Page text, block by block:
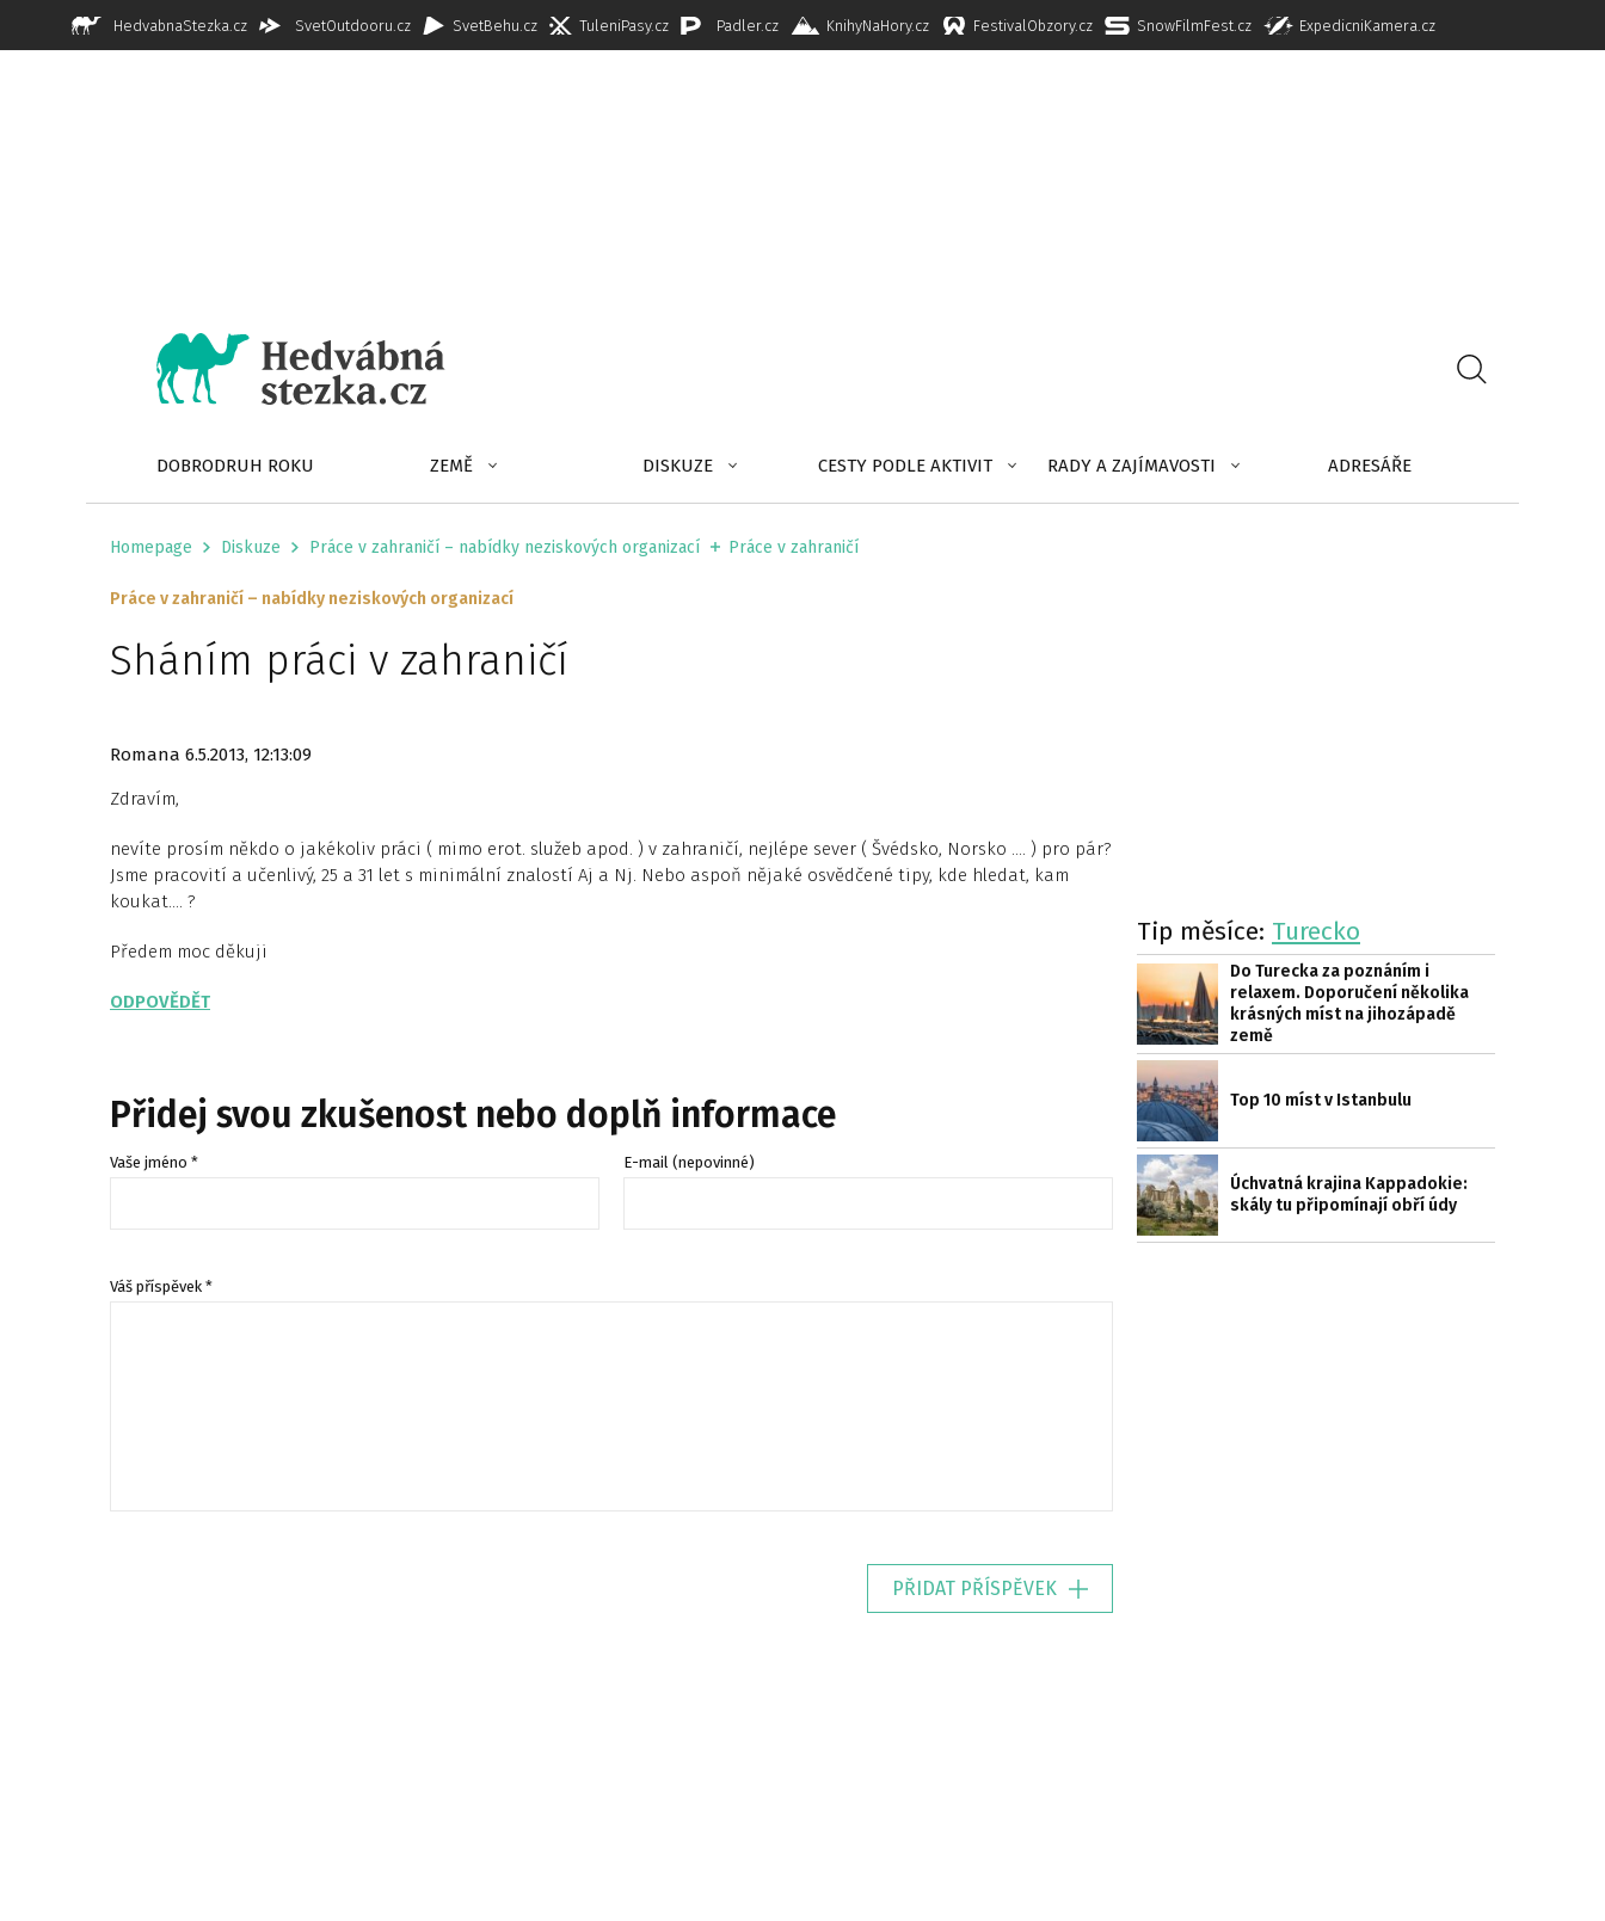
HedvabnaStezka.cz SvetOutdooru.cz SvetBehu.cz TuleniPasy.cz Padler.cz KnihyNaHory.cz FestivalObzory.cz SnowFilmFest.cz ExpedicniKamera.cz
DOBRODRUH ROKU ZEMĚ DISKUZE CESTY PODLE AKTIVIT RADY A ZAJÍMAVOSTI ADRESÁŘE
Homepage Diskuze Práce v zahraničí – nabídky neziskových organizací Práce v zahraničí
Práce v zahraničí – nabídky neziskových organizací
Sháním práci v zahraničí
Romana 6.5.2013, 12:13:09
Zdravím,
nevíte prosím někdo o jakékoliv práci ( mimo erot. služeb apod. ) v zahraničí, nejlépe sever ( Švédsko, Norsko …. ) pro pár?
Jsme pracovití a učenlivý, 25 a 31 let s minimální znalostí Aj a Nj. Nebo aspoň nějaké osvědčené tipy, kde hledat, kam
koukat…. ?
Předem moc děkuji
ODPOVĚDĚT
Přidej svou zkušenost nebo doplň informace
Vaše jméno * E-mail (nepovinné)
Váš příspěvek *
PŘIDAT PŘÍSPĚVEK
Tip měsíce: Turecko
Do Turecka za poznáním i
relaxem. Doporučení několika
krásných míst na jihozápadě
země
Top 10 míst v Istanbulu
Úchvatná krajina Kappadokie:
skály tu připomínají obří údy